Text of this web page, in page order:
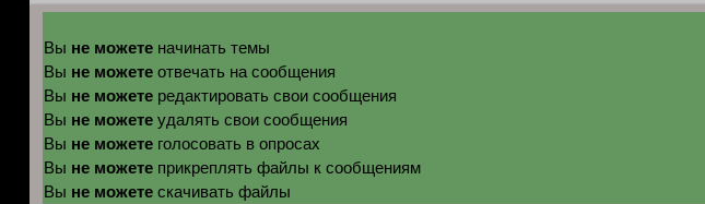
Вы не можетеначинать темы
Вы не можетеотвечать на сообщения
Вы не можетередактировать свои сообщения
Вы не можетеудалять свои сообщения
Вы не можетеголосовать в опросах
Вы не можетеприкреплять файлы к сообщениям
Вы не можетескачивать файлы